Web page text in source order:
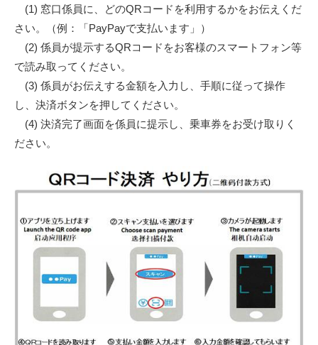
(1) 窓口係員に、どのQRコードを利用するかをお伝えくだ
さい。（例：「PayPayで支払います」）
(2) 係員が提示するQRコードをお客様のスマートフォン等
で読み取ってください。
(3) 係員がお伝えする金額を入力し、手順に従って操作
し、決済ボタンを押してください。
(4) 決済完了画面を係員に提示し、乗車券をお受け取りく
ださい。